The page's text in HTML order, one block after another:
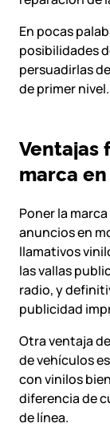
En pocas
posibilidades
persuadirlas
de primer nivel.
Ventajas
marca
Poner la
anuncios en
llamativos
las vallas
radio, y
publicidad
Otra ventaja
de vehículos
con vinilos
diferencia de
de línea.